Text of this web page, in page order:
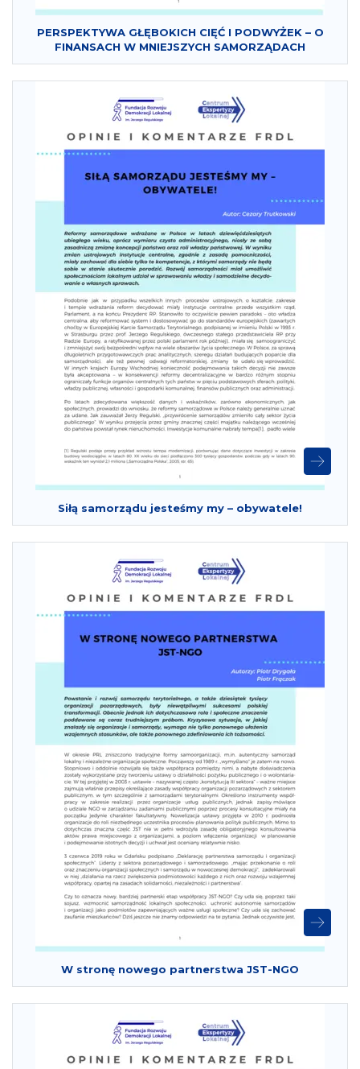
PERSPEKTYWA GŁĘBOKICH CIĘĆ I PODWYŻEK – O
FINANSACH W MNIEJSZYCH SAMORZĄDACH
Siłą samorządu jesteśmy my – obywatele!
W stronę nowego partnerstwa JST-NGO